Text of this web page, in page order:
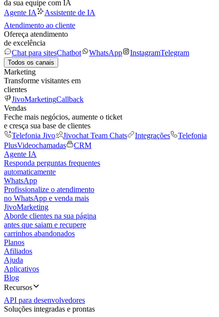
da sua equipe com IA
Agente IA
Assistente de IA
Atendimento ao cliente
Ofereça atendimento
de excelência
Chat para sitesChatbot WhatsApp InstagramTelegram
Todos os canais
Marketing
Transforme visitantes em
clientes
JivoMarketingCallback
Vendas
Feche mais negócios, aumente o ticket
e cresça sua base de clientes
Telefonia Jivo
Jivochat Team Chats Integrações
Telefonia
PlusVideochamadas
CRM
Agente IA
Responda perguntas frequentes
automaticamente
WhatsApp
Profissionalize o atendimento
no WhatsApp e venda mais
JivoMarketing
Aborde clientes na sua página
antes que saiam e recupere
carrinhos abandonados
Planos
Afiliados
Ajuda
Aplicativos
Blog
Recursos
API para desenvolvedores
Soluções integradas e prontas